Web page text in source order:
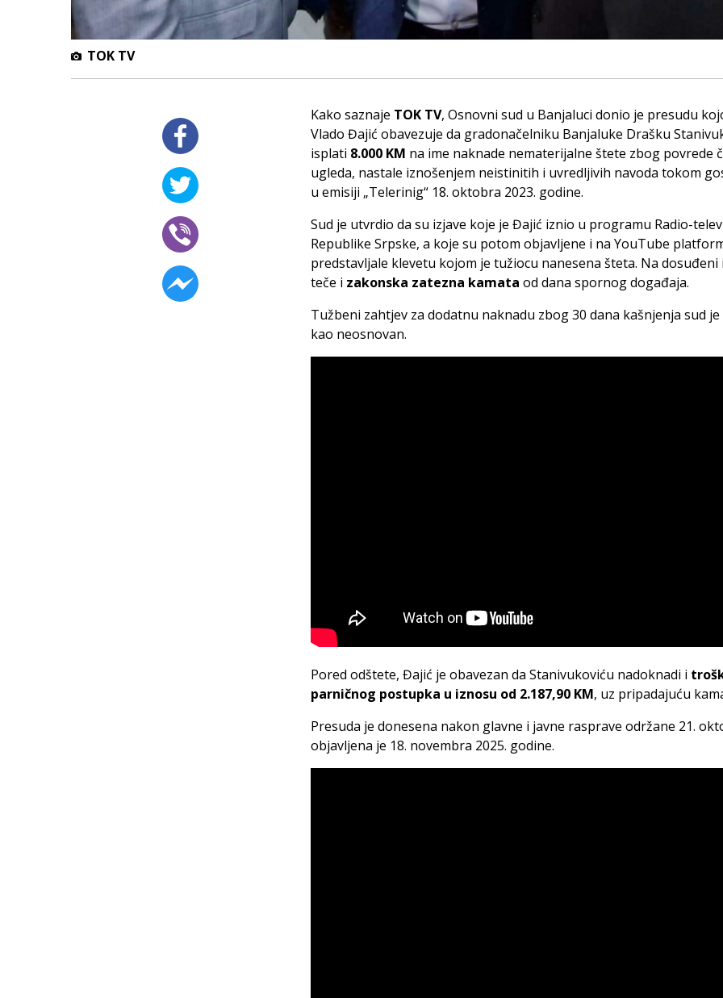
TOK TV
Kako saznaje TOK TV, Osnovni sud u Banjaluci donio je presudu
Vlado Đajić obavezuje da gradonačelniku Banjaluke Drašku
isplati 8.000 KM na ime naknade nematerijalne štete zbog povrede
ugleda, nastale iznošenjem neistinitih i uvredljivih navoda tokom
u emisiji „Telerinig“ 18. oktobra 2023. godine.
Sud je utvrdio da su izjave koje je Đajić iznio u programu Radio-
Republike Srpske, a koje su potom objavljene i na YouTube
predstavljale klevetu kojom je tužiocu nanesena šteta. Na dosuđeni
teče i zakonska zatezna kamata od dana spornog događaja.
Tužbeni zahtjev za dodatnu naknadu zbog 30 dana kašnjenja sud
kao neosnovan.
Pored odštete, Đajić je obavezan da Stanivukoviću nadoknadi i
parničnog postupka u iznosu od 2.187,90 KM, uz pripadajuću
Presuda je donesena nakon glavne i javne rasprave održane 21.
objavljena je 18. novembra 2025. godine.